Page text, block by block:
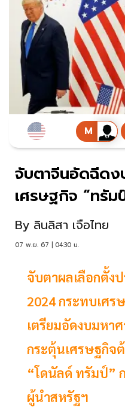
จับตาจีนอัดฉีด
เศรษฐกิจ “ทรั
By ลินลิสา เจือไทย
07 พ.ย. 67 | 04:30 น.
จับตาผลเลือกตั้ง
2024 กระทบเศร
เตรียมอัดงบมหา
กระตุ้นเศรษฐกิจ
“โดนัลด์ ทรัมป์”
ผู้นำสหรัฐฯ